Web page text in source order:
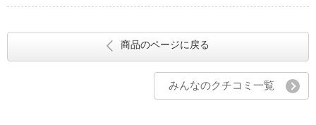
商品のページに戻る
みんなのクチコミ一覧